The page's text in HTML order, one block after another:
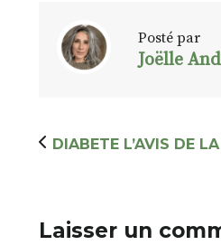
Posté par
Joëlle
DIABETE L’AVIS DE
Laisser un